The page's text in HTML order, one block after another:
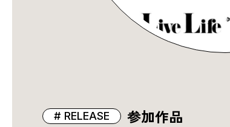
参加作品
RELEASE